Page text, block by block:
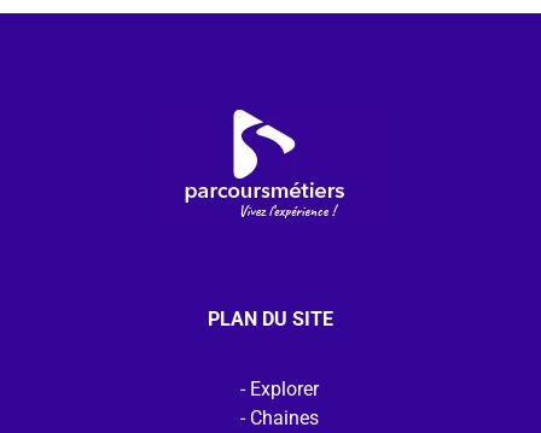
PLAN DU SITE
Explorer
Chaines